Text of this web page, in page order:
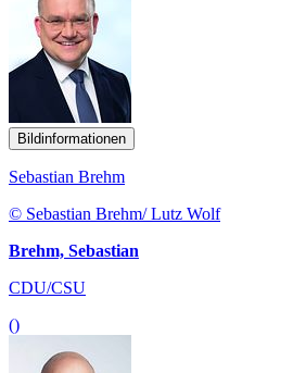
Bildinformationen
Sebastian Brehm
© Sebastian Brehm/ Lutz Wolf
Brehm, Sebastian
CDU/CSU
()